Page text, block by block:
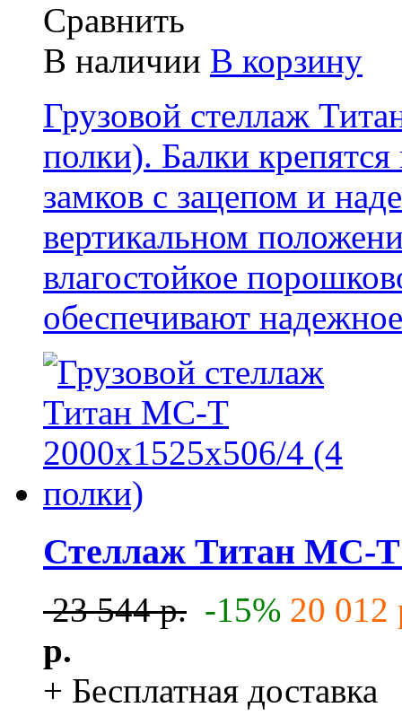
Сравнить
В наличии В корзину
Грузовой стеллаж
полки) . Балки
замков с зацепом и
вертикальном
влагостойкое
обеспечивают
Стеллаж Титан МС-Т
23 544 р. -15% 20 012
р.
+ Бесплатная доставка